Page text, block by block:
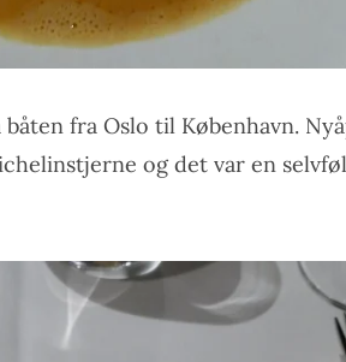
fra Oslo til København.
og det var en